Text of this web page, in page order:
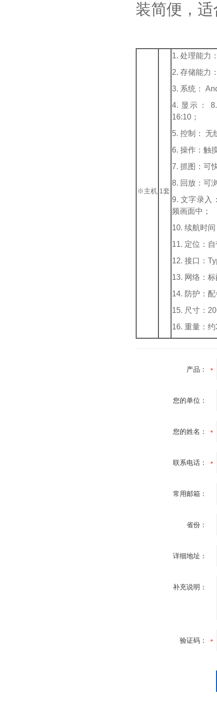
装简便，
※主机 1套
1. 处理能力
2. 存储能力
3. 系统：
4. 显示：
16:10；
5. 控制： 无
6. 操作：触
7. 抓图：可
8. 回放：可
9. 文字录入
频画面中；
10. 续航时
11. 定位：
12. 接口：
13. 网络：
14. 防护：
15. 尺寸：
16. 重量：
产品：
您的单位：
您的姓名：
联系电话：
常用邮箱：
省份：
详细地址：
补充说明：
验证码：